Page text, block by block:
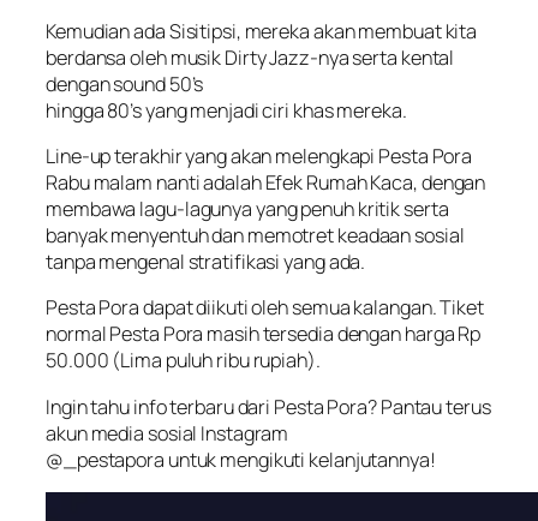
Kemudian ada Sisitipsi, mereka akan membuat kita
berdansa oleh musik Dirty Jazz-nya serta kental
dengan sound 50’s
hingga 80’s yang menjadi ciri khas mereka.
Line-up terakhir yang akan melengkapi Pesta Pora
Rabu malam nanti adalah Efek Rumah Kaca, dengan
membawa lagu-lagunya yang penuh kritik serta
banyak menyentuh dan memotret keadaan sosial
tanpa mengenal stratifikasi yang ada.
Pesta Pora dapat diikuti oleh semua kalangan. Tiket
normal Pesta Pora masih tersedia dengan harga Rp
50.000 (Lima puluh ribu rupiah).
Ingin tahu info terbaru dari Pesta Pora? Pantau terus
akun media sosial Instagram
@_pestapora untuk mengikuti kelanjutannya!